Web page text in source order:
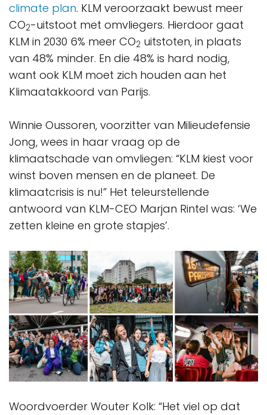
climate plan. KLM veroorzaakt bewust meer
CO2-uitstoot met omvliegers. Hierdoor gaat
KLM in 2030 6% meer CO2 uitstoten, in plaats
van 48% minder. En die 48% is hard nodig,
want ook KLM moet zich houden aan het
Klimaatakkoord van Parijs.
Winnie Oussoren, voorzitter van Milieudefensie
Jong, wees in haar vraag op de
klimaatschade van omvliegen: “KLM kiest voor
winst boven mensen en de planeet. De
klimaatcrisis is nu!” Het teleurstellende
antwoord van KLM-CEO Marjan Rintel was: ‘We
zetten kleine en grote stapjes’.
Woordvoerder Wouter Kolk: “Het viel op dat